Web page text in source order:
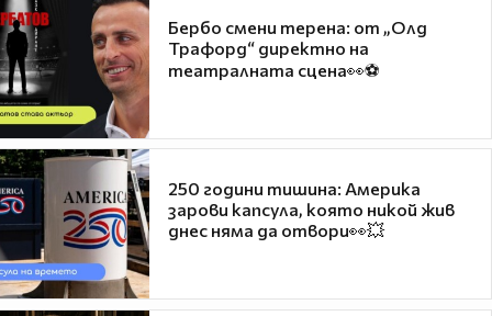
Бербо смени терена: от „Олд
Трафорд“ директно на
театралната сцена👀⚽
250 години тишина: Америка
зарови капсула, която никой жив
днес няма да отвори👀💥